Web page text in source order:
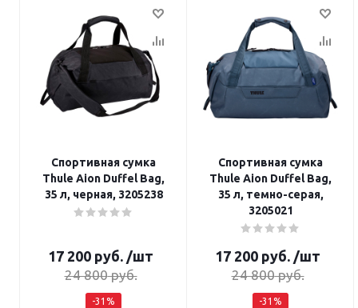
Спортивная сумка
Thule Aion Duffel Bag,
35 л, черная, 3205238
17 200 руб. /шт
24 800руб.
-31 %
Спортивная сумка
Thule Aion Duffel Bag,
35 л, темно-серая,
3205021
17 200 руб. /шт
24 800руб.
-31 %